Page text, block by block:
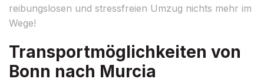
reibungslosen und stressfreien Umzug nichts mehr im
Wege!
Transportmöglichkeiten von
Bonn nach Murcia